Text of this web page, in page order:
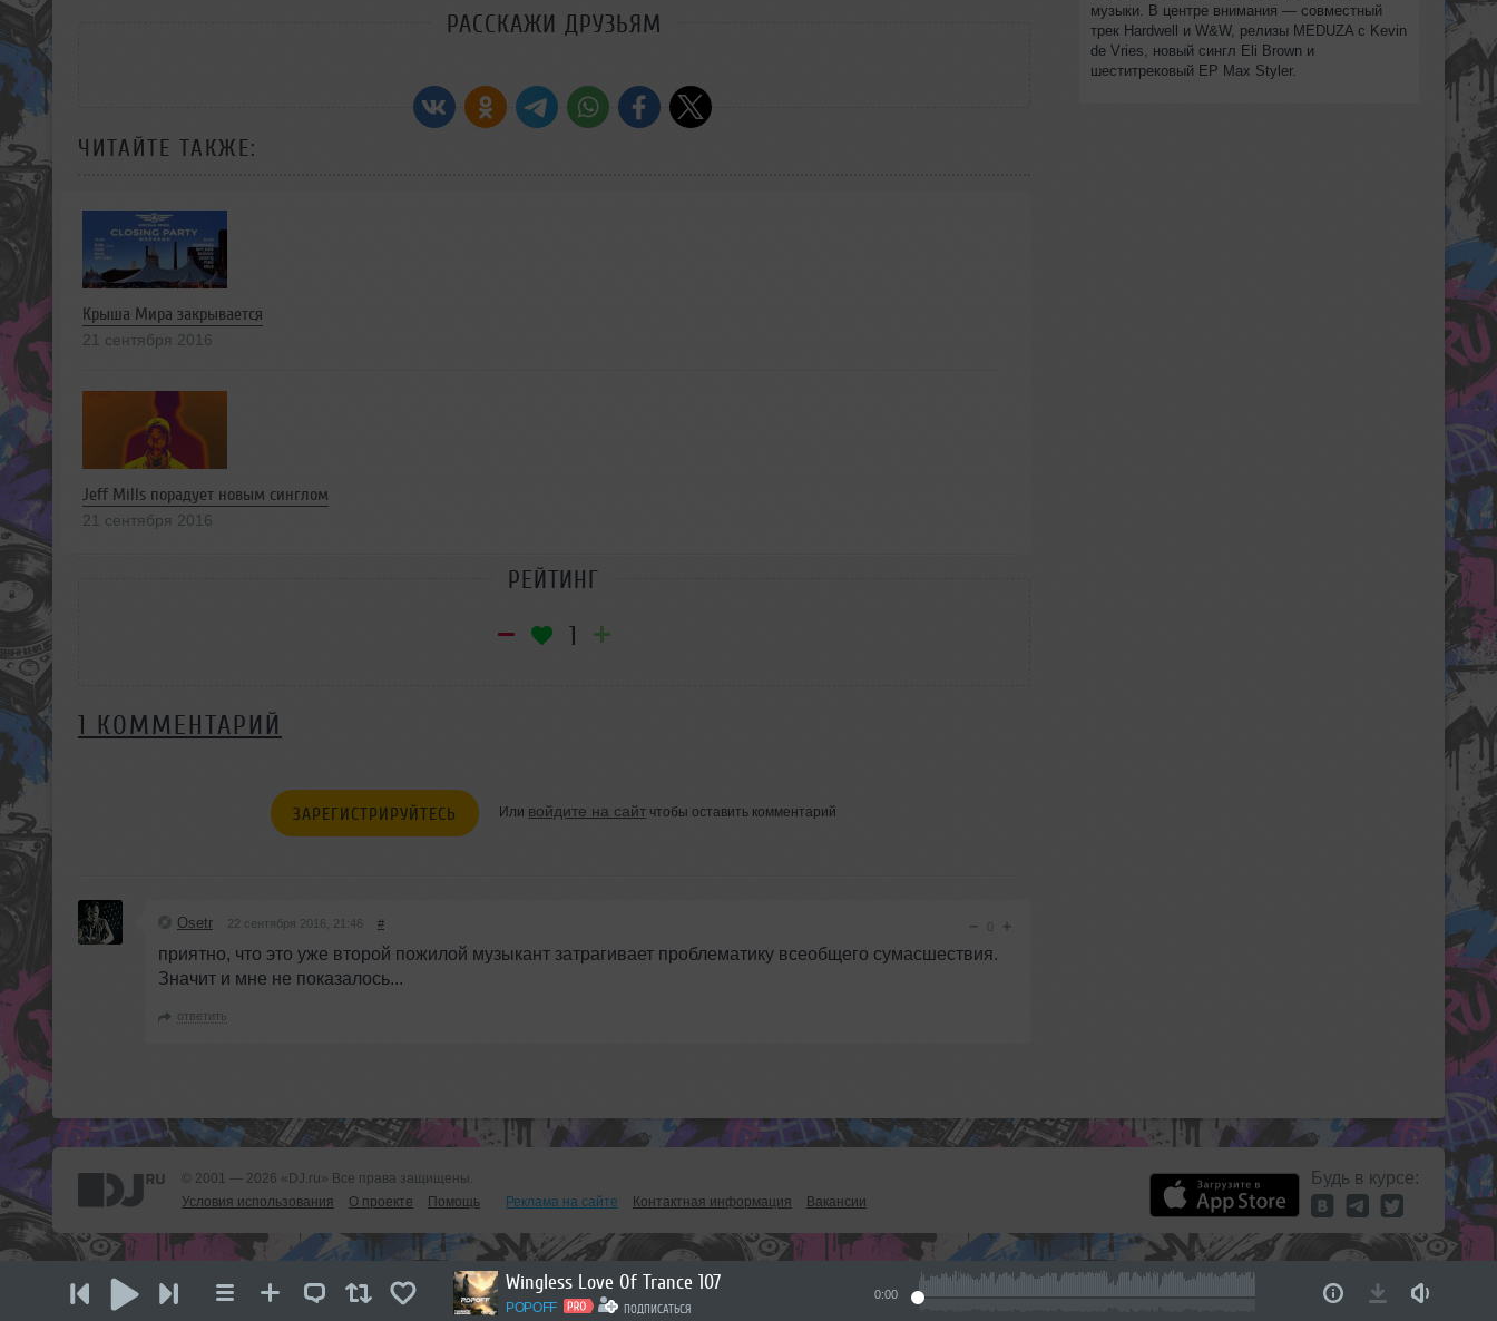
Wingless Love Of Trance 107
POPOFF ПОДПИСАТЬСЯ
0:00
РАССКАЖИ ДРУЗЬЯМ
ЧИТАЙТЕ ТАКЖЕ:
Крыша Мира закрывается
21 сентября 2016
Jeff Mills порадует новым синглом
21 сентября 2016
РЕЙТИНГ
1
1 КОММЕНТАРИЙ
ЗАРЕГИСТРИРУЙТЕСЬ Или войдите на сайт чтобы оставить комментарий
Osetr 22 сентября 2016, 21:46 # − 0 +
приятно, что это уже второй пожилой музыкант затрагивает проблематику всеобщего сумасшествия.
Значит и мне не показалось...
ответить
музыки. В центре внимания — совместный
трек Hardwell и W&W, релизы MEDUZA с Kevin
de Vries, новый сингл Eli Brown и
шеститрековый EP Max Styler.
© 2001 — 2026 «DJ.ru» Все права защищены.
Условия использования
О проекте Помощь Реклама на сайте Контактная информация Вакансии
Будь в курсе: